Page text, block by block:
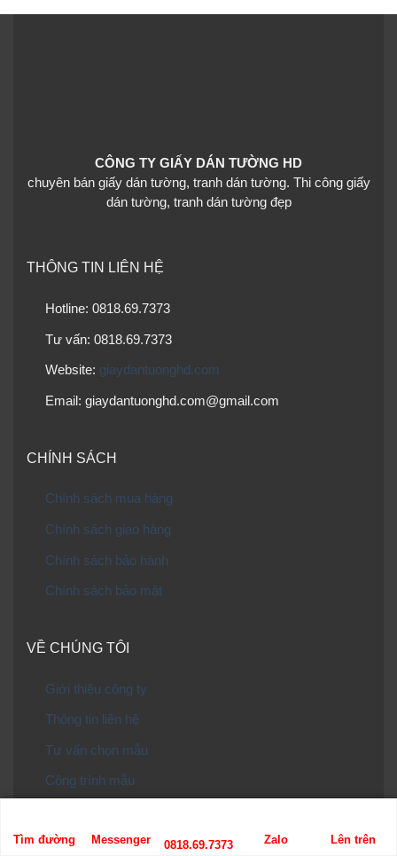
CÔNG TY GIẤY DÁN TƯỜNG HD
chuyên bán giấy dán tường, tranh dán tường. Thi công giấy
dán tường, tranh dán tường đẹp
THÔNG TIN LIÊN HỆ
Hotline: 0818.69.7373
Tư vấn: 0818.69.7373
Website: giaydantuonghd.com
Email: giaydantuonghd.com@gmail.com
CHÍNH SÁCH
Chính sách mua hàng
Chính sách giao hàng
Chính sách bảo hành
Chính sách bảo mật
VỀ CHÚNG TÔI
Giới thiệu công ty
Thông tin liên hệ
Tư vấn chọn mẫu
Công trình mẫu
Tìm đường Messenger 0818.69.7373 Zalo Lên trên